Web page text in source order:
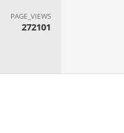
PAGE_VIEWS
272101